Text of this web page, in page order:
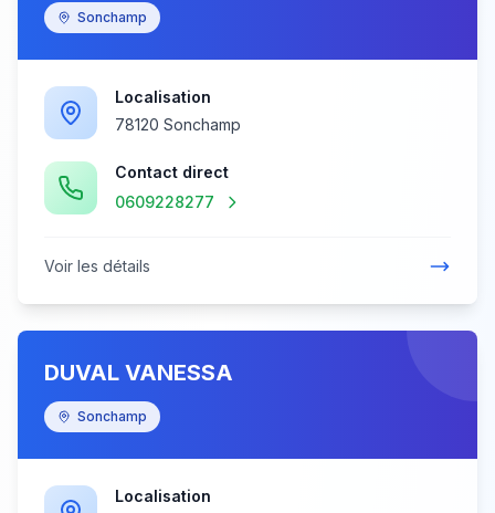
Sonchamp
Localisation
78120 Sonchamp
Contact direct
0609228277
Voir les détails
DUVAL VANESSA
Sonchamp
Localisation